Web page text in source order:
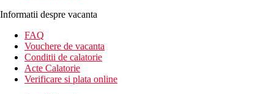
Informatii despre vacanta
FAQ
Vouchere de vacanta
Conditii de calatorie
Acte Calatorie
Verificare si plata online